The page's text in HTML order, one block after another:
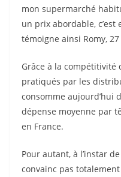
mon supermarché
un prix abordable, c’est
témoigne ainsi Romy, 27
Grâce à la
pratiqués par les
consomme aujourd’hui
dépense moyenne par
en France.
Pour autant, à l’instar
convainc pas